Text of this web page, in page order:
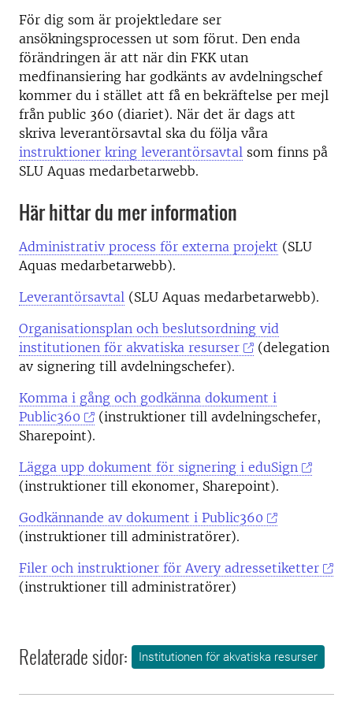
För dig som är projektledare ser
ansökningsprocessen ut som förut. Den enda
förändringen är att när din FKK utan
medfinansiering har godkänts av avdelningschef
kommer du i stället att få en bekräftelse per mejl
från public 360 (diariet). När det är dags att
skriva leverantörsavtal ska du följa våra
instruktioner kring leverantörsavtal som finns på
SLU Aquas medarbetarwebb.
Här hittar du mer information
Administrativ process för externa projekt (SLU
Aquas medarbetarwebb).
Leverantörsavtal (SLU Aquas medarbetarwebb).
Organisationsplan och beslutsordning vid
institutionen för akvatiska resurser
(delegation
av signering till avdelningschefer).
Komma i gång och godkänna dokument i
Public360
(instruktioner till avdelningschefer,
Sharepoint).
Lägga upp dokument för signering i eduSign
(instruktioner till ekonomer, Sharepoint).
Godkännande av dokument i Public360
(instruktioner till administratörer).
Filer och instruktioner för Avery adressetiketter
(instruktioner till administratörer)
Relaterade sidor: Institutionen för akvatiska resurser